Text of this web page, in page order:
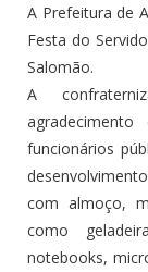
A Prefeitura de
Festa do
Salomão.
A
funcionários
com almoço,
como
notebooks,